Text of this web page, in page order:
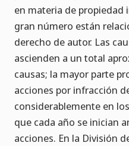
en materia de propiedad
gran número están
derecho de autor. Las
ascienden a un total
causas; la mayor parte
acciones por infracción
considerablemente en
que cada año se inician
acciones. En la División